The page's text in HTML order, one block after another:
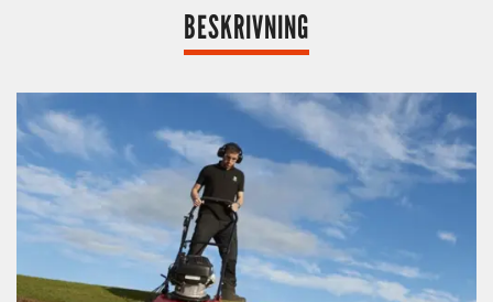
BESKRIVNING